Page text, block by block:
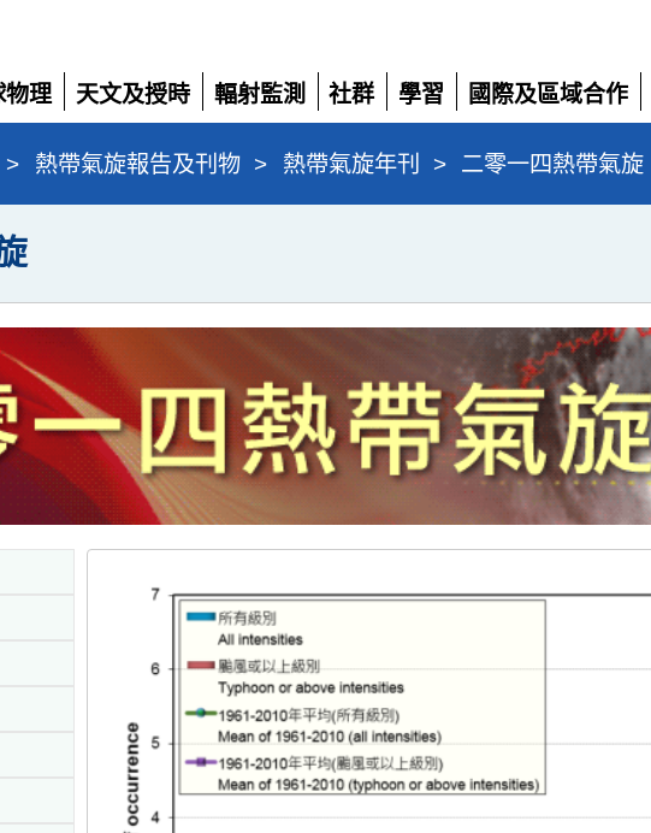
物理
天文及授時
展
開
輻射監測
展
開
社群
展
開
學習
展
開
國際及區域合作
展
開
> 熱帶氣旋報告及刊物 > 熱帶氣旋年刊 > 二零一四熱帶氣旋